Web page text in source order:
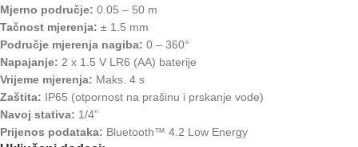
Mjerno područje: 0.05 – 50 m
Tačnost mjerenja: ± 1.5 mm
Područje mjerenja nagiba: 0 – 360°
Napajanje: 2 x 1.5 V LR6 (AA) baterije
Vrijeme mjerenja: Maks. 4 s
Zaštita: IP65 (otpornost na prašinu i prskanje vode)
Navoj stativa: 1/4”
Prijenos podataka: Bluetooth™ 4.2 Low Energy